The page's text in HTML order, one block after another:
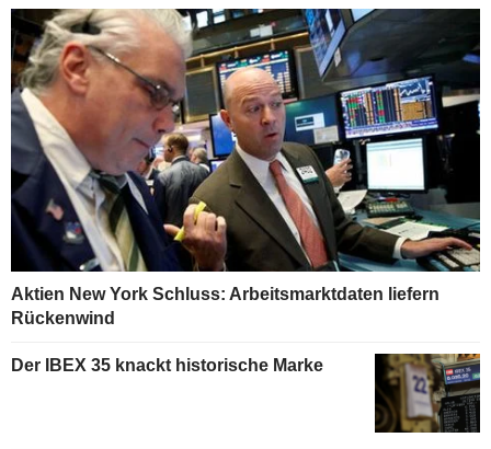
Aktien New York Schluss: Arbeitsmarktdaten liefern
Rückenwind
Der IBEX 35 knackt historische Marke